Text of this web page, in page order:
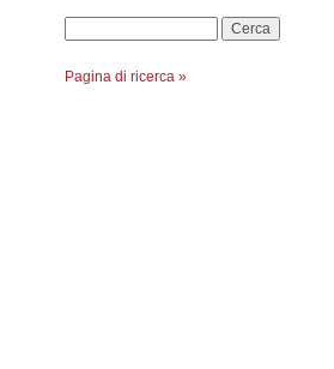
Pagina di ricerca »